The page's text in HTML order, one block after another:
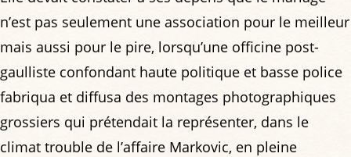
n’est pas seulement une association pour le meilleur
mais aussi pour le pire, lorsqu’une officine post-
gaulliste confondant haute politique et basse police
fabriqua et diffusa des montages photographiques
grossiers qui prétendait la représenter, dans le
climat trouble de l’affaire Markovic, en pleine